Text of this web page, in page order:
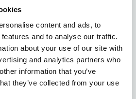
content and ads, to
and to analyse our traffic.
about your use of our site with
and analytics partners who
information that you’ve
they’ve collected from your use
?
: un secteur stable et
: chaque jour apporte
défis.
: vers le leadership, la
ou l’ingénierie avancée.